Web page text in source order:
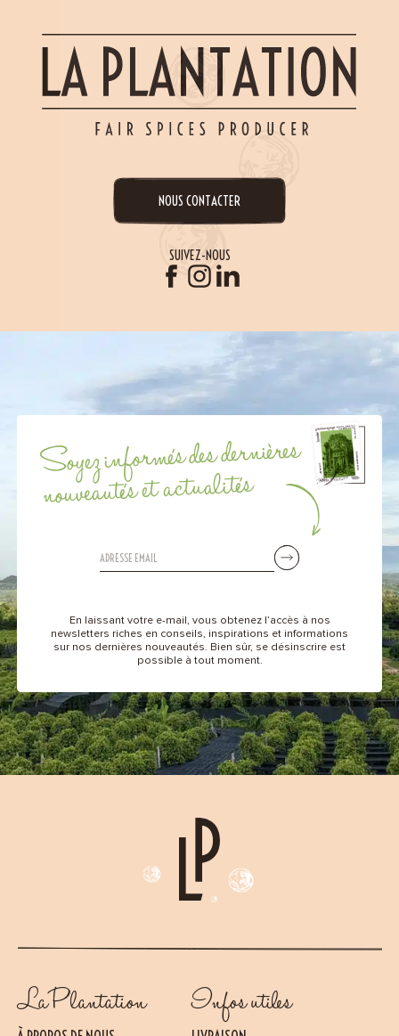
NOUS CONTACTER
SUIVEZ-NOUS
Soyez informés des dernières
nouveautés et actualités
En laissant votre e-mail, vous obtenez l’accès à nos
newsletters riches en conseils, inspirations et informations
sur nos dernières nouveautés. Bien sûr, se désinscrire est
possible à tout moment.
La Plantation Infos utiles